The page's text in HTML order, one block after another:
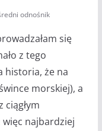
odnośnik
się
z tego
historia, że na
morskiej), a
ciągłym
najbardziej